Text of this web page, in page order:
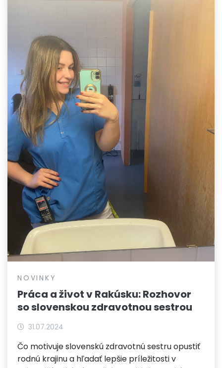
NOVINKY
Práca a život v Rakúsku: Rozhovor
so slovenskou zdravotnou sestrou
31.07.2024
Čo motivuje slovenskú zdravotnú sestru opustiť
rodnú krajinu a hľadať lepšie príležitosti v